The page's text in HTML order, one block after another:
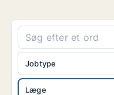
Læge
Jobtype